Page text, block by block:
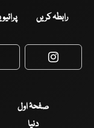
رابطہ کریں
صفحۂ اول
دنیا